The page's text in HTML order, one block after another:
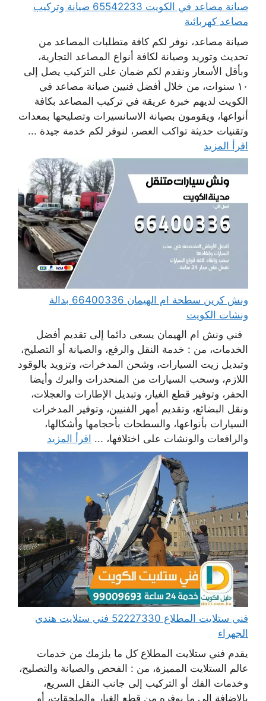
صيانة مصاعد في الكويت 65542233 صيانة وتركيب
مصاعد كهربائية
صيانة مصاعد، نوفر لكم كافة متطلبات المصاعد من
تحديث وتوريد وصيانة لكافة أنواع المصاعد التجارية،
وبأقل الأسعار ونقدم لكم ضمان على التركيب يصل إلى
١٠ سنوات، من خلال أفضل فنيين صيانة مصاعد في
الكويت لديهم خبرة عريقة في تركيب المصاعد بكافة
أنواعها، ويقومون بصيانة الاسانسيرات وتصليحها بمعدات
وتقنيات حديثة تواكب العصر، لنوفر لكم خدمة جيدة ...
اقرأ المزيد
ونش كرين سطحة ام الهيمان 66400336 بدالة
ونشات الكويت
فني ونش ام الهيمان يسعى دائما إلى تقديم أفضل
الخدمات، من : خدمة النقل والرفع، والصيانة أو التصليح،
وتبديل زيت السيارات، وشحن المدخرات، وتزويد بالوقود
اللازم، وسحب السيارات من المنحدرات والبرك وأيضا
الحفر، وتوفير قطع الغيار، وتبديل الإطارات والعجلات،
ونقل البضائع، وتقديم أمهر الفنيين، وتوفير المدخرات
السيارات بأنواعها، والسطحات بأحجامها وأشكالها،
والرافعات والونشات على اختلافها، ... اقرأ المزيد
فني ستلايت المطلاع 52227330 فني ستلايت هندي
الجهراء
يقدم فني ستلايت المطلاع كل ما يلزمك من خدمات
عالم الستلايت المميزة، من : الفحص والصيانة والتصليح،
وخدمات الفك أو التركيب إلى جانب النقل السريع،
بالإضافة إلى ما يوفره من قطع الغيار والملحقات، أو